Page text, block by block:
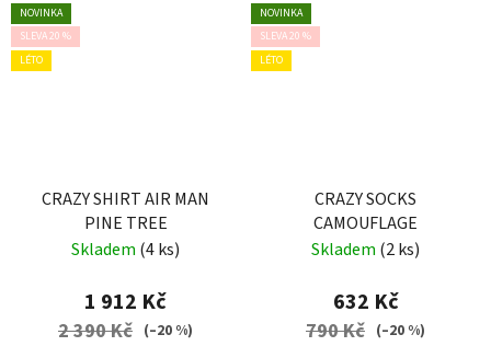
NOVINKA
SLEVA 20 %
LÉTO
CRAZY SHIRT AIR MAN
PINE TREE
Skladem (4 ks)
1 912 Kč
2 390 Kč (–20 %)
NOVINKA
SLEVA 20 %
LÉTO
CRAZY SOCKS
CAMOUFLAGE
Skladem (2 ks)
632 Kč
790 Kč (–20 %)